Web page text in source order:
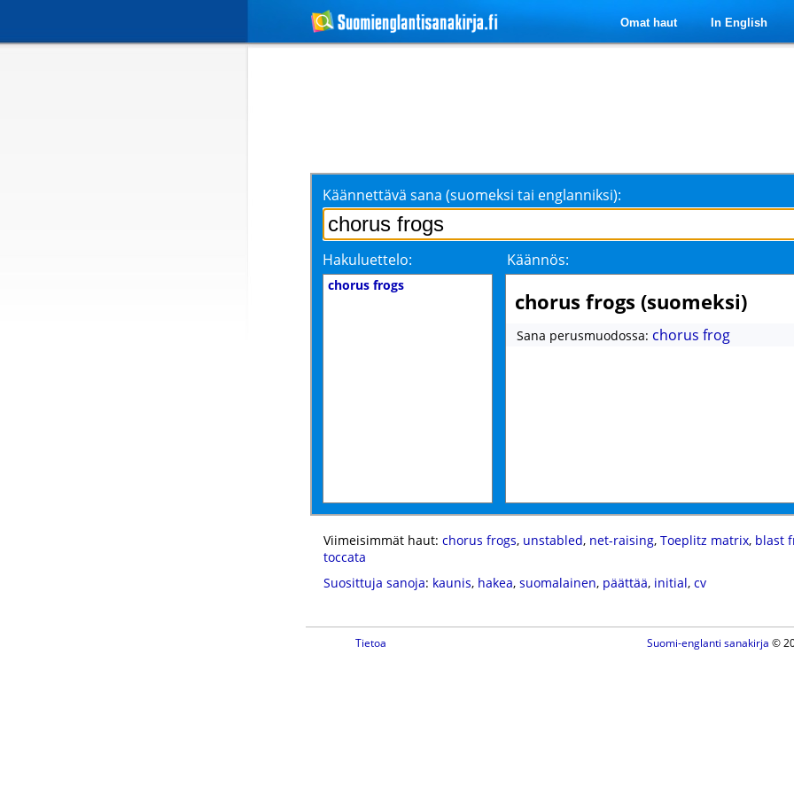
Omat haut In English
Käännettävä sana (suomeksi tai englanniksi):
Hakuluettelo: Käännös:
chorus frogs
chorus frogs (suomeksi)
Sana perusmuodossa: chorus frog
Viimeisimmät haut: chorus frogs, unstabled, net-raising, Toeplitz matrix, blast
toccata
Suosittuja sanoja: kaunis, hakea, suomalainen, päättää, initial, cv
Tietoa Suomi-englanti sanakirja ©